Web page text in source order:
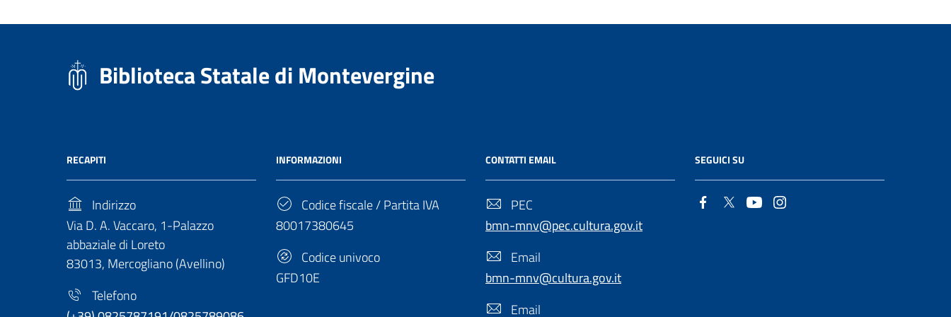
Biblioteca Statale di Montevergine
RECAPITI
Indirizzo
Via D. A. Vaccaro, 1-Palazzo
abbaziale di Loreto
83013, Mercogliano (Avellino)
Telefono
INFORMAZIONI
Codice fiscale / Partita IVA
80017380645
Codice univoco
GFD10E
CONTATTI EMAIL
PEC
bmn-mnv@pec.cultura.gov.it
Email
bmn-mnv@cultura.gov.it
Email
SEGUICI SU